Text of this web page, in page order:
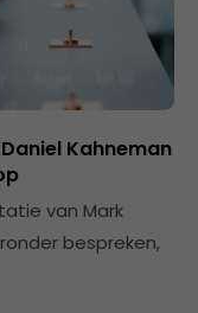
Kahneman
van Mark
bespreken,